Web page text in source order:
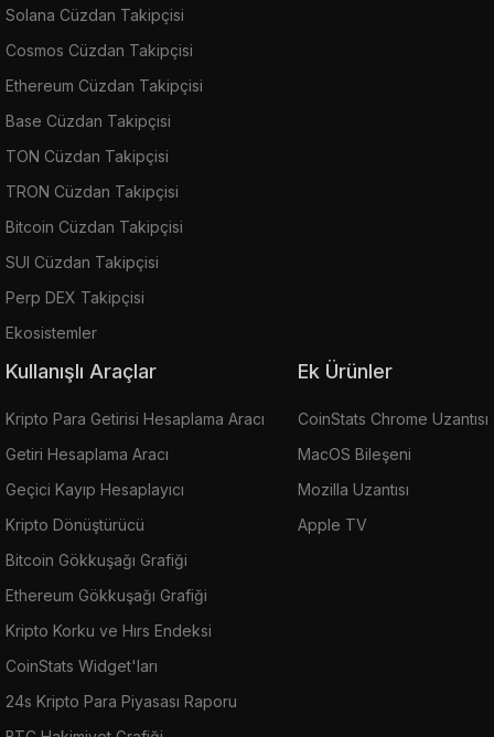
Solana Cüzdan Takipçisi
Cosmos Cüzdan Takipçisi
Ethereum Cüzdan Takipçisi
Base Cüzdan Takipçisi
TON Cüzdan Takipçisi
TRON Cüzdan Takipçisi
Bitcoin Cüzdan Takipçisi
SUI Cüzdan Takipçisi
Perp DEX Takipçisi
Ekosistemler
Kullanışlı Araçlar
Kripto Para Getirisi Hesaplama Aracı
Getiri Hesaplama Aracı
Geçici Kayıp Hesaplayıcı
Kripto Dönüştürücü
Bitcoin Gökkuşağı Grafiği
Ethereum Gökkuşağı Grafiği
Kripto Korku ve Hırs Endeksi
CoinStats Widget'ları
24s Kripto Para Piyasası Raporu
Ek Ürünler
CoinStats Chrome Uzantısı
MacOS Bileşeni
Mozilla Uzantısı
Apple TV